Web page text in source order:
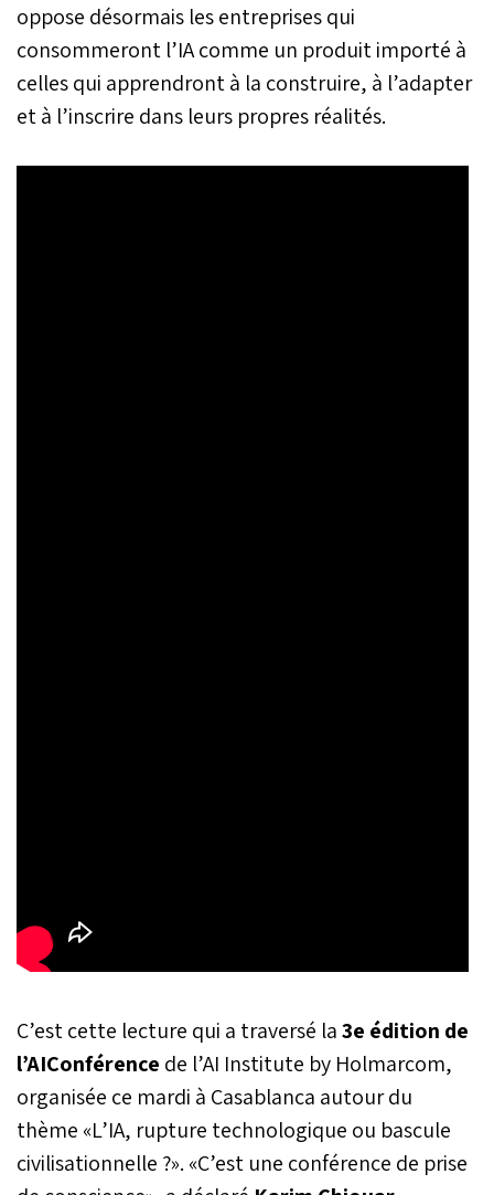
oppose désormais les entreprises qui
consommeront l’IA comme un produit importé à
celles qui apprendront à la construire, à l’adapter
et à l’inscrire dans leurs propres réalités.
C’est cette lecture qui a traversé la3e édition de
l’AIConférence de l’AI Institute by Holmarcom,
organisée ce mardi à Casablanca autour du
thème «L’IA, rupture technologique ou bascule
civilisationnelle ?». «C’est une conférence de prise